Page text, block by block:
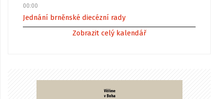
00:00
Jednání brněnské diecézní rady
Zobrazit celý kalendář